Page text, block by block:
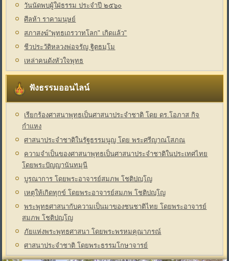
วันนัดพบผู้ใฝ่ธรรม ประจำปี ๒๕๖๐
ศีลห้า ราคามนุษย์
สภาสงฆ์"พุทธเถรวาทโลก" เกิดแล้ว"
ชีวประวัติหลวงพ่อจรัญ ฐิตธมฺโม
เหล่าคนดังหัวใจพุทธ
ฟังธรรมออนไลน์
เรียกร้องศาสนาพุทธเป็นศาสนาประจำชาติ โดย ดร.โอภาส กิจ
กำแหง
ศาสนาประจำชาติในรัฐธรรมนูญ โดย พระศรีญาณโสภณ
ความจำเป็นของศาสนาพุทธเป็นศาสนาประจำชาติในประเทศไทย
โดยพระปัญญานันทมุนี
บูรณาการ โดยพระอาจารย์สมภพ โชติปญฺโญ
เหตุให้เกิดทุกข์ โดยพระอาจารย์สมภพ โชติปญฺโญ
พระพุทธศาสนากับความเป็นมาของชนชาติไทย โดยพระอาจารย์
สมภพ โชติปญฺโญ
ภัยแห่งพระพุทธศาสนา โดยพระพรหมคุณาภรณ์
ศาสนาประจำชาติ โดยพระธรรมโกษาจารย์